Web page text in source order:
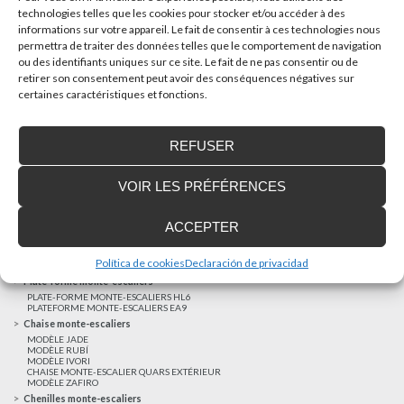
technologies telles que les cookies pour stocker et/ou accéder à des
informations sur votre appareil. Le fait de consentir à ces technologies nous
permettra de traiter des données telles que le comportement de navigation
ou des identifiants uniques sur ce site. Le fait de ne pas consentir ou de
retirer son consentement peut avoir des conséquences négatives sur
certaines caractéristiques et fonctions.
ACCEPTER
REFUSER
VOIR LES PRÉFÉRENCES
Política de cookiesDeclaración de privacidad
AUTRES NOUVELLES
Réalisations récentes
ASCENSEUR PRIVATIF EHP 05
ÉLÉVATEURS VERTICAUX BLE
Plate-forme monte-escaliers
PLATE-FORME MONTE-ESCALIERS HL6
PLATEFORME MONTE-ESCALIERS EA9
Chaise monte-escaliers
MODÈLE JADE
MODÈLE RUBÍ
MODÈLE IVORI
CHAISE MONTE-ESCALIER QUARS EXTÉRIEUR
MODÈLE ZAFIRO
Chenilles monte-escaliers